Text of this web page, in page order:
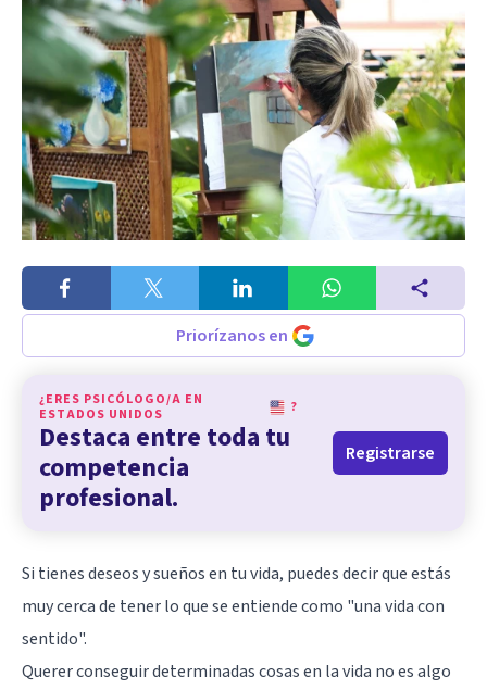
Priorízanos en
¿ERES PSICÓLOGO/A EN
ESTADOS UNIDOS
?
Destaca entre toda tu
competencia
profesional.
Registrarse
Si tienes deseos y sueños en tu vida, puedes decir que estás
muy cerca de tener lo que se entiende como "una vida con
sentido".
Querer conseguir determinadas cosas en la vida no es algo